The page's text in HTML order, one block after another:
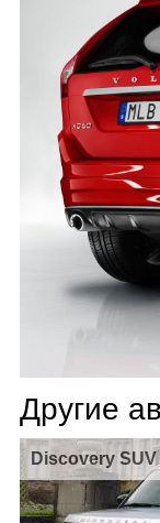
Другие
Discovery SUV